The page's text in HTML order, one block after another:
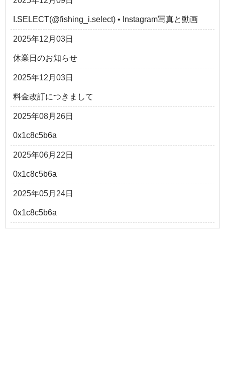
I.SELECT(@fishing_i.select) • Instagram写真と動画
2025年12月03日
休業日のお知らせ
2025年12月03日
料金改訂につきまして
2025年08月26日
0x1c8c5b6a
2025年06月22日
0x1c8c5b6a
2025年05月24日
0x1c8c5b6a